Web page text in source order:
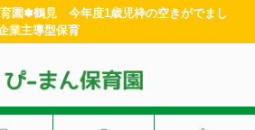
園✽鶴見 今年度1歳児枠の空きがでまし
業主導型保育